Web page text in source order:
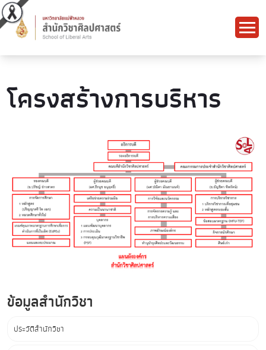
โครงสร้างการบริหาร
ข้อมูลสำนักวิชา
ประวัติสำนักวิชา